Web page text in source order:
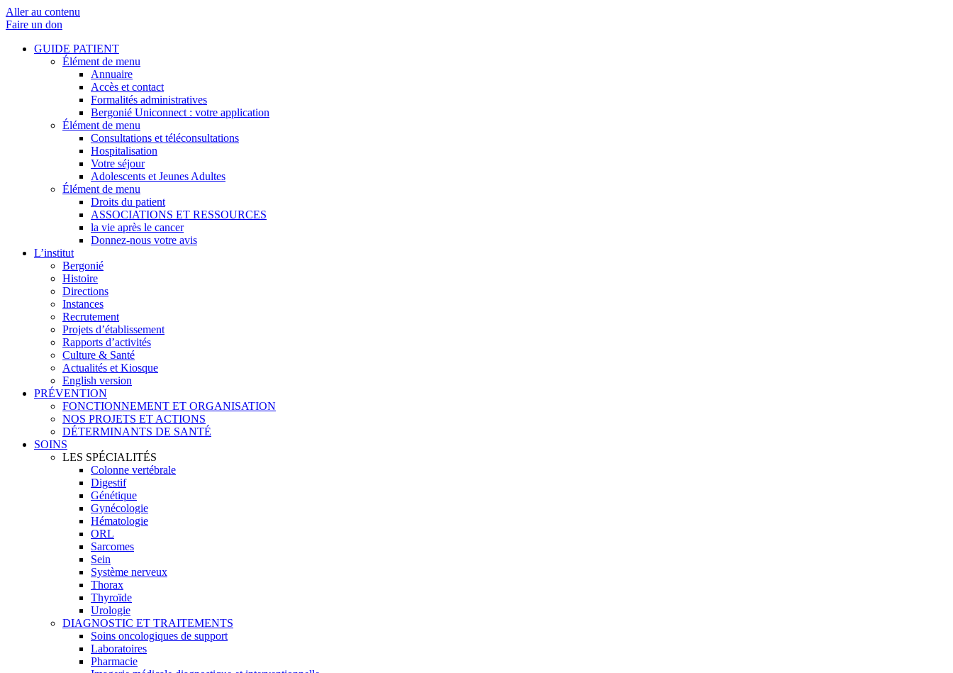
Aller au contenu
Faire un don
GUIDE PATIENT
Élément de menu
Annuaire
Accès et contact
Formalités administratives
Bergonié Uniconnect : votre application
Élément de menu
Consultations et téléconsultations
Hospitalisation
Votre séjour
Adolescents et Jeunes Adultes
Élément de menu
Droits du patient
ASSOCIATIONS ET RESSOURCES
la vie après le cancer
Donnez-nous votre avis
L’institut
Bergonié
Histoire
Directions
Instances
Recrutement
Projets d’établissement
Rapports d’activités
Culture & Santé
Actualités et Kiosque
English version
PRÉVENTION
FONCTIONNEMENT ET ORGANISATION
NOS PROJETS ET ACTIONS
DÉTERMINANTS DE SANTÉ
SOINS
LES SPÉCIALITÉS
Colonne vertébrale
Digestif
Génétique
Gynécologie
Hématologie
ORL
Sarcomes
Sein
Système nerveux
Thorax
Thyroïde
Urologie
DIAGNOSTIC ET TRAITEMENTS
Soins oncologiques de support
Laboratoires
Pharmacie